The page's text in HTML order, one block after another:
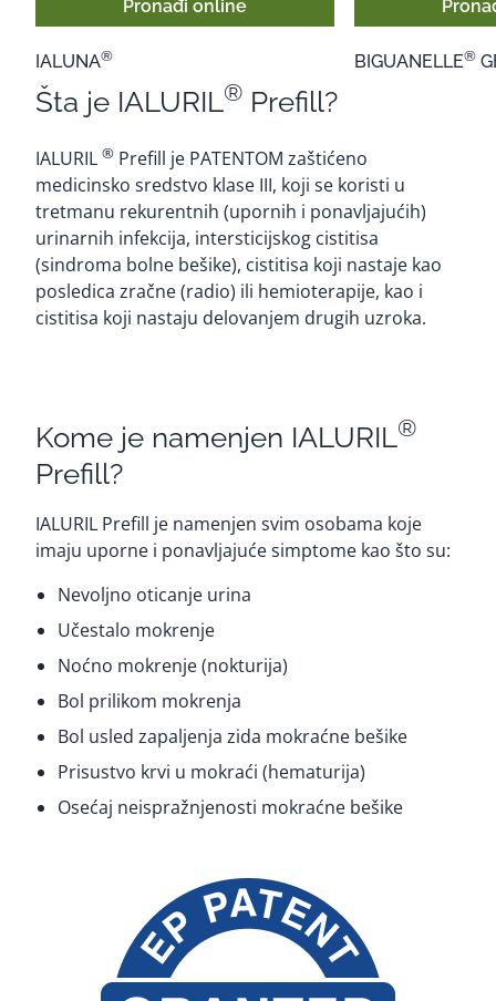
Pronađi online
IALUNA® BIGUANELLE®
Šta je IALURIL® Prefill?
IALURIL ® Prefill je PATENTOM zaštićeno
medicinsko sredstvo klase III, koji se koristi u
tretmanu rekurentnih (upornih i ponavljajućih)
urinarnih infekcija, intersticijskog cistitisa
(sindroma bolne bešike), cistitisa koji nastaje kao
posledica zračne (radio) ili hemioterapije, kao i
cistitisa koji nastaju delovanjem drugih uzroka.
Kome je namenjen IALURIL®
Prefill?
IALURIL Prefill je namenjen svim osobama koje
imaju uporne i ponavljajuće simptome kao što su:
Nevoljno oticanje urina
Učestalo mokrenje
Noćno mokrenje (nokturija)
Bol prilikom mokrenja
Bol usled zapaljenja zida mokraćne bešike
Prisustvo krvi u mokraći (hematurija)
Osećaj neispražnjenosti mokraćne bešike